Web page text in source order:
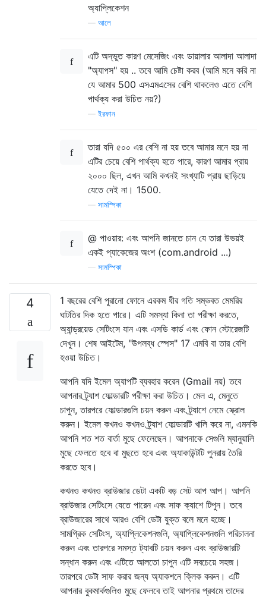
অ্যাপ্লিকেশন
আলে
এটি অদ্ভুত কারণ মেসেজিং এবং ডায়ালার আলাদা আলাদা
"অ্যাপস" হয় .. তবে আমি চেষ্টা করব (আমি মনে করি না
যে আমার 500 এসএমএসের বেশি থাকলেও এতে বেশি
পার্থক্য করা উচিত নয়?)
—ইরফান
তারা যদি ৫০০ এর বেশি না হয় তবে আমার মনে হয় না
এটির চেয়ে বেশি পার্থক্য হতে পারে, কারণ আমার প্রায়
২০০০ ছিল, এখন আমি কখনই সংখ্যাটি প্রায় ছাড়িয়ে
যেতে দেই না। 1500.
সামস্পিকা
@ পাওয়ার: এবং আপনি জানতে চান যে তারা উভয়ই
একই প্যাকেজের অংশ (com.android ...)
সামস্পিকা
4
1 বছরের বেশি পুরানো ফোনে এরকম ধীর গতি সম্ভবত মেমরির
ঘাটতির দিক হতে পারে। এটি সমস্যা কিনা তা পরীক্ষা করতে,
অ্যান্ড্রয়েড সেটিংসে যান এবং এসডি কার্ড এবং ফোন স্টোরেজটি
দেখুন। শেষ আইটেম, "উপলব্ধ স্পেস" 17 এমবি বা তার বেশি
হওয়া উচিত।
আপনি যদি ইমেল অ্যাপটি ব্যবহার করেন (Gmail নয়) তবে
আপনার ট্র্যাশ ফোল্ডারটি পরীক্ষা করা উচিত। মেল এ, মেনুতে
চাপুন, তারপরে ফোল্ডারগুলি চয়ন করুন এবং ট্র্যাশে নেমে স্ক্রোল
করুন। ইমেল কখনও কখনও ট্র্যাশ ফোল্ডারটি খালি করে না, এমনকি
আপনি শত শত বার্তা মুছে ফেলেছেন। আপনাকে সেগুলি ম্যানুয়ালি
মুছে ফেলতে হবে বা মুছতে হবে এবং অ্যাকাউন্টটি পুনরায় তৈরি
করতে হবে।
কখনও কখনও ব্রাউজার ডেটা একটি বড় সেট আপ আপ। আপনি
ব্রাউজার সেটিংসে যেতে পারেন এবং সাফ ক্যাশে টিপুন। তবে
ব্রাউজারের সাথে আরও বেশি ডেটা যুক্ত বলে মনে হচ্ছে।
সামগ্রিক সেটিংস, অ্যাপ্লিকেশনগুলি, অ্যাপ্লিকেশনগুলি পরিচালনা
করুন এবং তারপরে সমস্ত ট্যাবটি চয়ন করুন এবং ব্রাউজারটি
সন্ধান করুন এবং এটিতে আলতো চাপুন এটি সবচেয়ে সহজ।
তারপরে ডেটা সাফ করার জন্য অ্যাকশনে ক্লিক করুন। এটি
আপনার বুকমার্কগুলিও মুছে ফেলবে তাই আপনার প্রথমে তাদের